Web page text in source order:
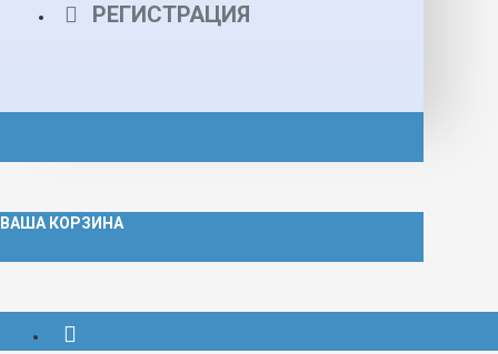
РЕГИСТРАЦИЯ
ВАША КОРЗИНА